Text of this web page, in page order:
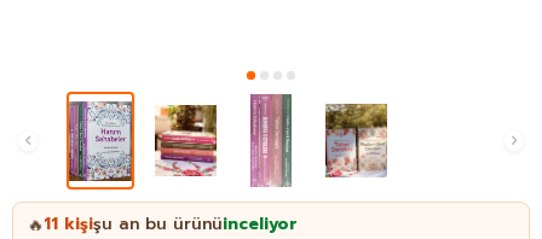
🔥11 kişişu an bu ürünüinceliyor